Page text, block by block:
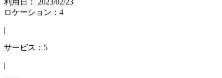
利用日： 2023/02/23
ロケーション：4
|
サービス：5
|